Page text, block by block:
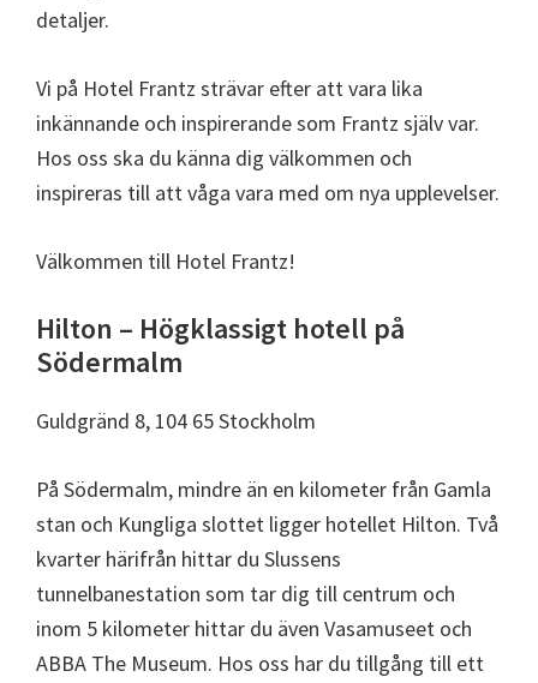
detaljer.
Vi på Hotel Frantz strävar efter att vara lika
inkännande och inspirerande som Frantz själv var.
Hos oss ska du känna dig välkommen och
inspireras till att våga vara med om nya upplevelser.
Välkommen till Hotel Frantz!
Hilton – Högklassigt hotell på
Södermalm
Guldgränd 8, 104 65 Stockholm
På Södermalm, mindre än en kilometer från Gamla
stan och Kungliga slottet ligger hotellet Hilton. Två
kvarter härifrån hittar du Slussens
tunnelbanestation som tar dig till centrum och
inom 5 kilometer hittar du även Vasamuseet och
ABBA The Museum. Hos oss har du tillgång till ett